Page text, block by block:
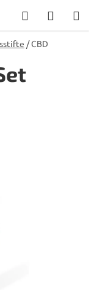
Suchen
/CBD